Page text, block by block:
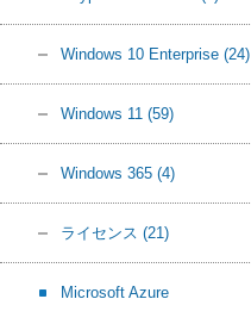
Windows 10 Enterprise (24)
Windows 11 (59)
Windows 365 (4)
ライセンス (21)
Microsoft Azure